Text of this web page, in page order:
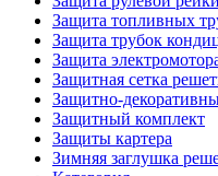
Защита топливных
Защита трубок
Защита
Защитная сетка
Защитно-
Защитный комплект
Защиты картера
Зимняя заглушка